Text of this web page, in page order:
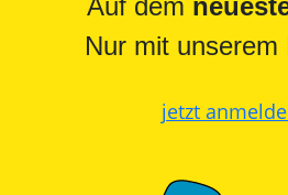
Auf dem
Nur mit unserem
jetzt